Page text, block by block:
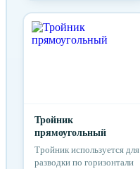
Тройник
прямоугольный
Тройник используется для
разводки по горизонтали